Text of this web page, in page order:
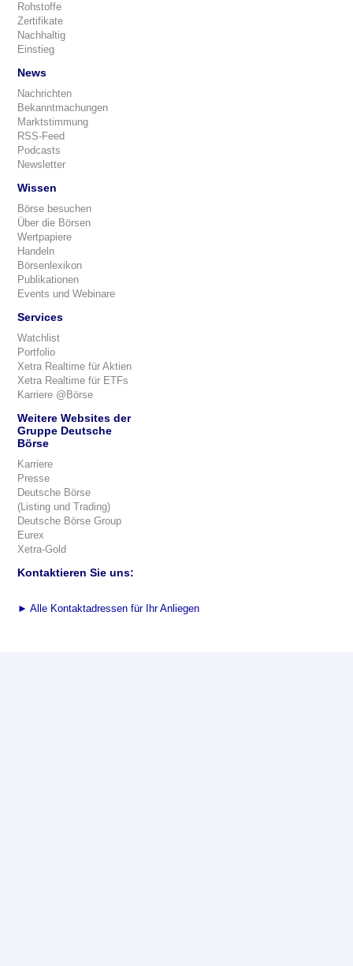
Rohstoffe
Zertifikate
Nachhaltig
Einstieg
News
Nachrichten
Bekanntmachungen
Marktstimmung
RSS-Feed
Podcasts
Newsletter
Wissen
Börse besuchen
Über die Börsen
Wertpapiere
Handeln
Börsenlexikon
Publikationen
Events und Webinare
Services
Watchlist
Portfolio
Xetra Realtime für Aktien
Xetra Realtime für ETFs
Karriere @Börse
Weitere Websites der
Gruppe Deutsche
Börse
Karriere
Presse
Deutsche Börse
(Listing und Trading)
Deutsche Börse Group
Eurex
Xetra-Gold
Kontaktieren Sie uns:
► Alle Kontaktadressen für Ihr Anliegen